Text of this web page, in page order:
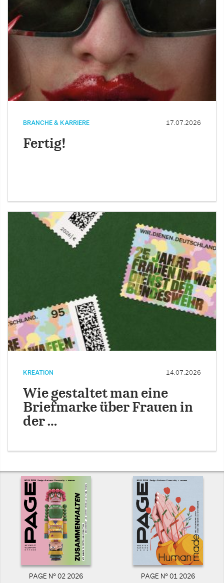
BRANCHE & KARRIERE 17.07.2026
Fertig!
KREATION 14.07.2026
Wie gestaltet man eine
Briefmarke über Frauen in
der …
PAGE N° 02 2026 PAGE N° 01 2026